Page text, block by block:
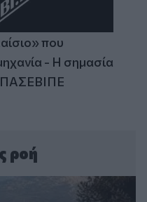
που
- Η σημασία
ΠΑΣΕΒΙΠΕ
ροή